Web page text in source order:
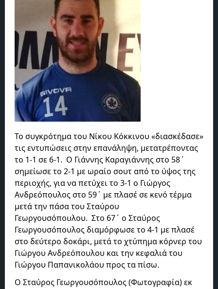
Το συγκρότημα του Νίκου Κόκκινου «διασκέδασε»
τις εντυπώσεις στην επανάληψη, μετατρέποντας
το 1-1 σε 6-1. Ο Γιάννης Καραγιάννης στο 58΄
σημείωσε το 2-1 με ωραίο σουτ από το ύψος της
περιοχής, για να πετύχει το 3-1 ο Γιώργος
Ανδρεόπουλος στο 59΄ με πλασέ σε κενό τέρμα
μετά την πάσα του Σταύρου
Γεωργουσόπουλου. Στο 67΄ o Σταύρος
Γεωργουσόπουλος διαμόρφωσε το 4-1 με πλασέ
στο δεύτερο δοκάρι, μετά το χτύπημα κόρνερ του
Γιώργου Ανδρεόπουλου και την κεφαλιά του
Γιώργου Παπανικολάου προς τα πίσω.
Ο Σταύρος Γεωργουσόπουλος (Φωτογραφία) εκ